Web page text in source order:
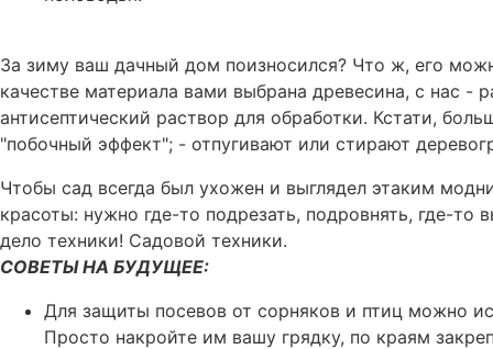
За зиму ваш дачный дом поизносился? Что ж, его
качестве материала вами выбрана древесина, с нас
антисептический раствор для обработки. Кстати,
"побочный эффект"; - отпугивают или стирают
Чтобы сад всегда был ухожен и выглядел этаким
красоты: нужно где-то подрезать, подровнять, где-
дело техники! Садовой техники.
СОВЕТЫ НА БУДУЩЕЕ:
Для защиты посевов от сорняков и птиц можно
Просто накройте им вашу грядку, по краям